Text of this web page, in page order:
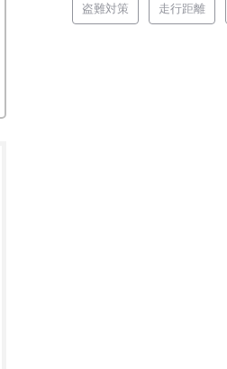
盗難対策 走行距離